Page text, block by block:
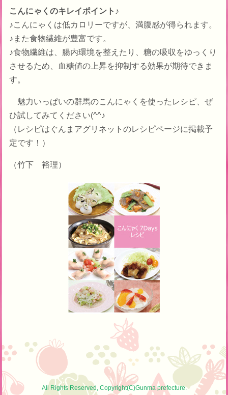
こんにゃくのキレイポイント♪
♪こんにゃくは低カロリーですが、満腹感が得られます。
♪また食物繊維が豊富です。
♪食物繊維は、腸内環境を整えたり、糖の吸収をゆっくり
させるため、血糖値の上昇を抑制する効果が期待できま
す。
魅力いっぱいの群馬のこんにゃくを使ったレシピ、ぜ
ひ試してみてください(^^♪
（レシピはぐんまアグリネットのレシピページに掲載予
定です！）
（竹下 裕理）